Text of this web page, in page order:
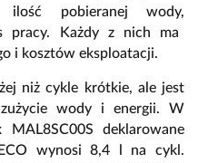
ilość pobieranej wody,
pracy. Każdy z nich ma
i kosztów eksploatacji.
niż cykle krótkie, ale jest
wody i energii. W
deklarowane
wynosi 8,4 l na cykl.